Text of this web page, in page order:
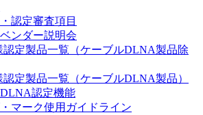
認定審査項目
ンダー説明会
認定製品一覧（ケーブルDLNA製品除
認定製品一覧（ケーブルDLNA製品）
認定機能
マーク使用ガイドライン